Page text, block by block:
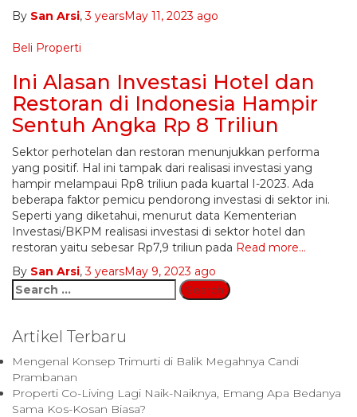
By San Arsi,3 yearsMay 11, 2023 ago
Beli Properti
Ini Alasan Investasi Hotel dan
Restoran di Indonesia Hampir
Sentuh Angka Rp 8 Triliun
Sektor perhotelan dan restoran menunjukkan performa
yang positif. Hal ini tampak dari realisasi investasi yang
hampir melampaui Rp8 triliun pada kuartal I-2023. Ada
beberapa faktor pemicu pendorong investasi di sektor ini.
Seperti yang diketahui, menurut data Kementerian
Investasi/BKPM realisasi investasi di sektor hotel dan
restoran yaitu sebesar Rp7,9 triliun pada Read more…
By San Arsi,3 yearsMay 9, 2023 ago
Search
for:
Artikel Terbaru
Mengenal Konsep Trimurti di Balik Megahnya Candi
Prambanan
Properti Co-Living Lagi Naik-Naiknya, Emang Apa Bedanya
Sama Kos-Kosan Biasa?